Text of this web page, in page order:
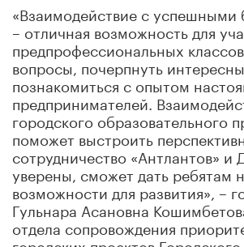
«Взаимодействие с успешными
– отличная возможность для
предпрофессиональных
вопросы, почерпнуть
познакомиться с опытом
предпринимателей.
городского образовательного
поможет выстроить
сотрудничество «Антлантов»
уверены, сможет дать ребятам
возможности для развития», –
Гульнара Асановна
отдела сопровождения